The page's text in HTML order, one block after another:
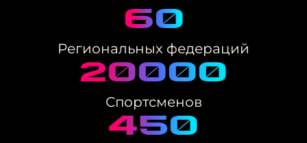
60
Региональных федераций
20000
Спортсменов
450